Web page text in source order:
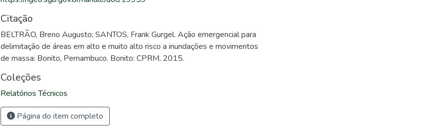
Citação
BELTRÃO, Breno Augusto; SANTOS, Frank Gurgel. Ação emergencial para
delimitação de áreas em alto e muito alto risco a inundações e movimentos
de massa: Bonito, Pernambuco. Bonito: CPRM, 2015.
Coleções
Relatórios Técnicos
Página do item completo